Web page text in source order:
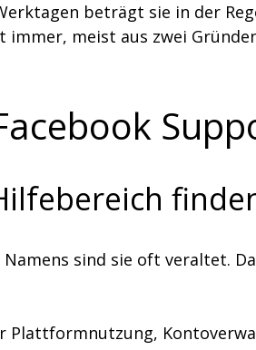
beträgt sie in der
meist aus zwei
sind sie oft veraltet.
Plattformnutzung,